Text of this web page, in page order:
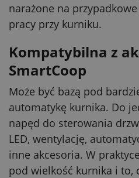
narażone na
pracy przy kurniku.
Kompatybilna z
SmartCoop
Może być bazą pod
automatykę kurnika. Do
napęd do sterowania
LED, wentylację,
inne akcesoria. W
pod wielkość kurnika i to,